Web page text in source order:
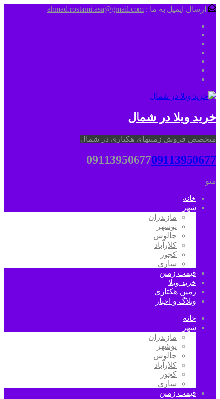
ارسال ایمیل به ما : ahmad.rostami.asa@gmail.com
خرید ویلا در شمال
متخصص فروش زمینهای هکتاری در شمال
0911395067709113950677
منو
خانه
شهر
مازندران
نوشهر
چالوس
کلارآباد
کجور
ساری
قیمت زمین
خرید ویلا
زمین هکتاری
وبلاگ و اخبار
خانه
شهر
مازندران
نوشهر
چالوس
کلارآباد
کجور
ساری
قیمت زمین